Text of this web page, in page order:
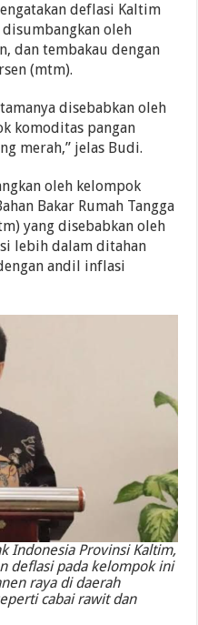
deflasi Kaltim
oleh
dan tembakau dengan
(mtm).
disebabkan oleh
komoditas pangan
merah,” jelas Budi.
oleh kelompok
Bakar Rumah Tangga
yang disebabkan oleh
lebih dalam ditahan
andil inflasi
Indonesia Provinsi Kaltim,
deflasi pada kelompok ini
raya di daerah
cabai rawit dan